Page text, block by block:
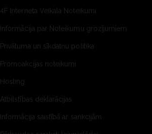
4F Interneta Veikala Noteikumi
Informācija par Noteikumu grozījumiem
Privātuma un sīkdatņu politika
Promoakcijas noteikumi
Hosting
Atbilstības deklarācijas
Informācija saistībā ar sankcijām